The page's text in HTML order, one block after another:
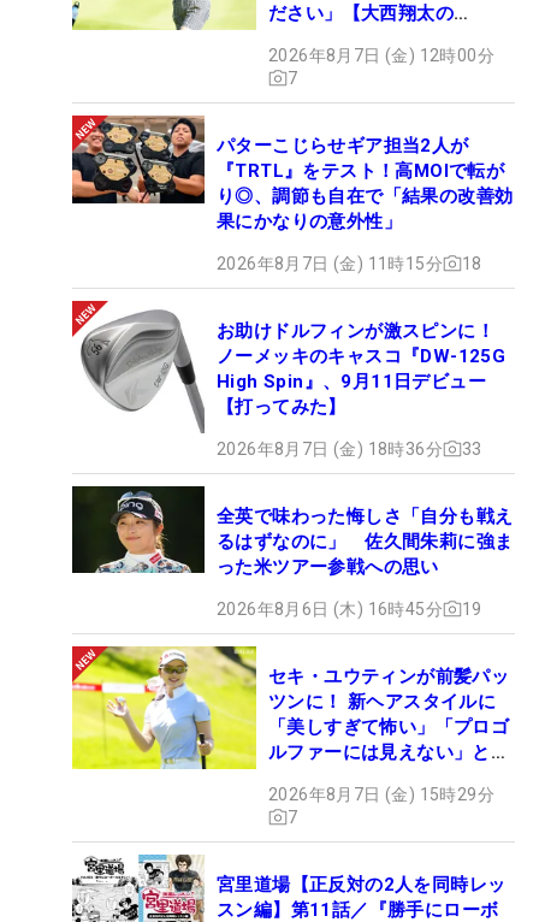
ださい」【大西翔太の
2026年8月7日 (金) 12時00分
7
パターこじらせギア担当2人が
『TRTL』をテスト！高MOIで転が
り◎、調節も自在で「結果の改善効
果にかなりの意外性」
2026年8月7日 (金) 11時15分 18
お助けドルフィンが激スピンに！
ノーメッキのキャスコ『DW-125G
High Spin』、9月11日デビュー
【打ってみた】
2026年8月7日 (金) 18時36分 33
全英で味わった悔しさ「自分も戦え
るはずなのに」 佐久間朱莉に強ま
った米ツアー参戦への思い
2026年8月6日 (木) 16時45分 19
セキ・ユウティンが前髪パッ
ツンに！ 新ヘアスタイルに
「美しすぎて怖い」「プロゴ
ルファーには見えない」とコ
2026年8月7日 (金) 15時29分
7
宮里道場【正反対の2人を同時レッ
スン編】第11話／『勝手にローボ